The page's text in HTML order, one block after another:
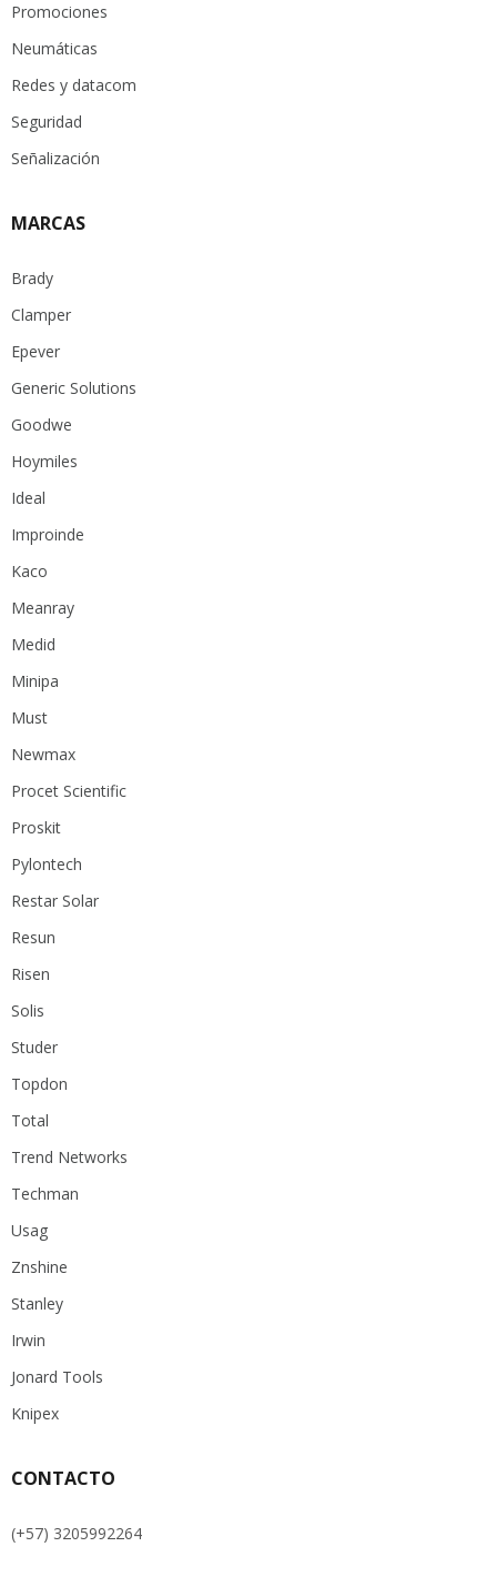
Promociones
Neumáticas
Redes y datacom
Seguridad
Señalización
MARCAS
Brady
Clamper
Epever
Generic Solutions
Goodwe
Hoymiles
Ideal
Improinde
Kaco
Meanray
Medid
Minipa
Must
Newmax
Procet Scientific
Proskit
Pylontech
Restar Solar
Resun
Risen
Solis
Studer
Topdon
Total
Trend Networks
Techman
Usag
Znshine
Stanley
Irwin
Jonard Tools
Knipex
CONTACTO
(+57) 3205992264